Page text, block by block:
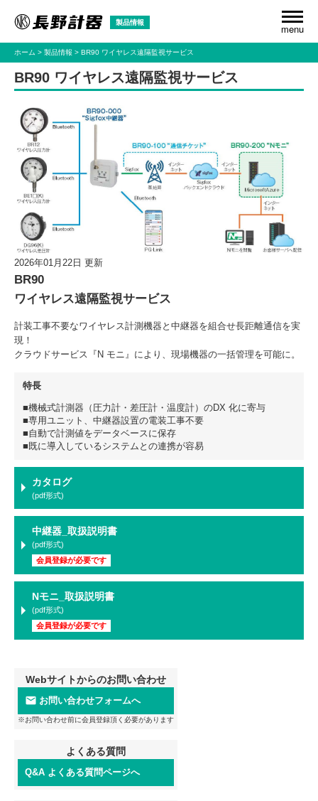
製品情報 menu
ホーム 製品情報 BR90 ワイヤレス遠隔監視サービス
BR90 ワイヤレス遠隔監視サービス
2026年01月22日 更新
BR90
ワイヤレス遠隔監視サービス
計装工事不要なワイヤレス計測機器と中継器を組合せ長距離通信を実
現！
クラウドサービス『N モニ』により、現場機器の一括管理を可能に。
特長
■機械式計測器（圧力計・差圧計・温度計）のDX 化に寄与
■専用ユニット、中継器設置の電装工事不要
■自動で計測値をデータベースに保存
■既に導入しているシステムとの連携が容易
カタログ
(pdf形式)
中継器_取扱説明書
(pdf形式)
会員登録が必要です
Nモニ_取扱説明書
(pdf形式)
会員登録が必要です
Webサイトからのお問い合わせ
お問い合わせフォームへ
※お問い合わせ前に会員登録頂く必要があります
よくある質問
Q&A よくある質問ページへ